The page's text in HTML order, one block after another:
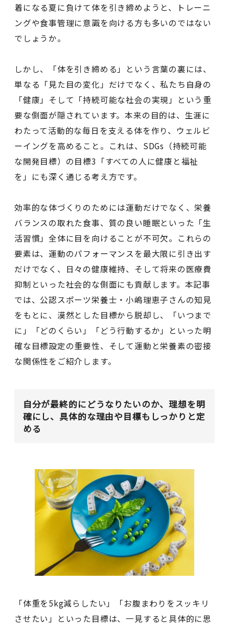
着になる夏に負けて体を引き締めようと、トレーニ
ングや食事管理に意識を向ける方も多いのではない
でしょうか。
しかし、「体を引き締める」という言葉の裏には、
単なる「見た目の変化」だけでなく、私たち自身の
「健康」そして「持続可能な社会の実現」という重
要な側面が隠されています。本来の目的は、生涯に
わたって活動的な毎日を支える体を作り、ウェルビ
ーイングを高めること。これは、SDGs（持続可能
な開発目標）の目標3「すべての人に健康と福祉
を」にも深く通じる考え方です。
効率的な体づくりのためには運動だけでなく、栄養
バランスの取れた食事、質の良い睡眠といった「生
活習慣」全体に目を向けることが不可欠。これらの
要素は、運動のパフォーマンスを最大限に引き出す
だけでなく、日々の健康維持、そして将来の医療費
抑制といった社会的な側面にも貢献します。本記事
では、公認スポーツ栄養士・小嶋理恵子さんの知見
をもとに、漠然とした目標から脱却し、「いつまで
に」「どのくらい」「どう行動するか」といった明
確な目標設定の重要性、そして運動と栄養素の密接
な関係性をご紹介します。
自分が最終的にどうなりたいのか、理想を明
確にし、具体的な理由や目標もしっかりと定
める
「体重を5kg減らしたい」「お腹まわりをスッキリ
させたい」といった目標は、一見すると具体的に思